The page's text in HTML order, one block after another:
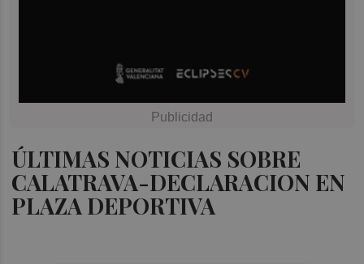
ÚLTIMAS NOTICIAS SOBRE
CALATRAVA-DECLARACION EN
PLAZA DEPORTIVA